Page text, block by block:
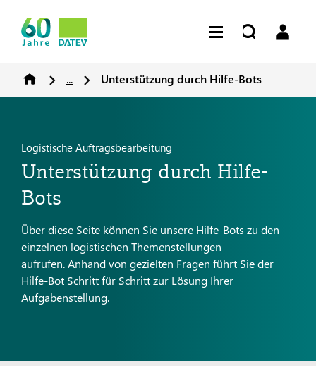
... Unterstützung durch Hilfe-Bots
Logistische Auftragsbearbeitung
Unterstützung durch Hilfe-
Bots
Über diese Seite können Sie unsere Hilfe-Bots zu den
einzelnen logistischen Themenstellungen
aufrufen. Anhand von gezielten Fragen führt Sie der
Hilfe-Bot Schritt für Schritt zur Lösung Ihrer
Aufgabenstellung.